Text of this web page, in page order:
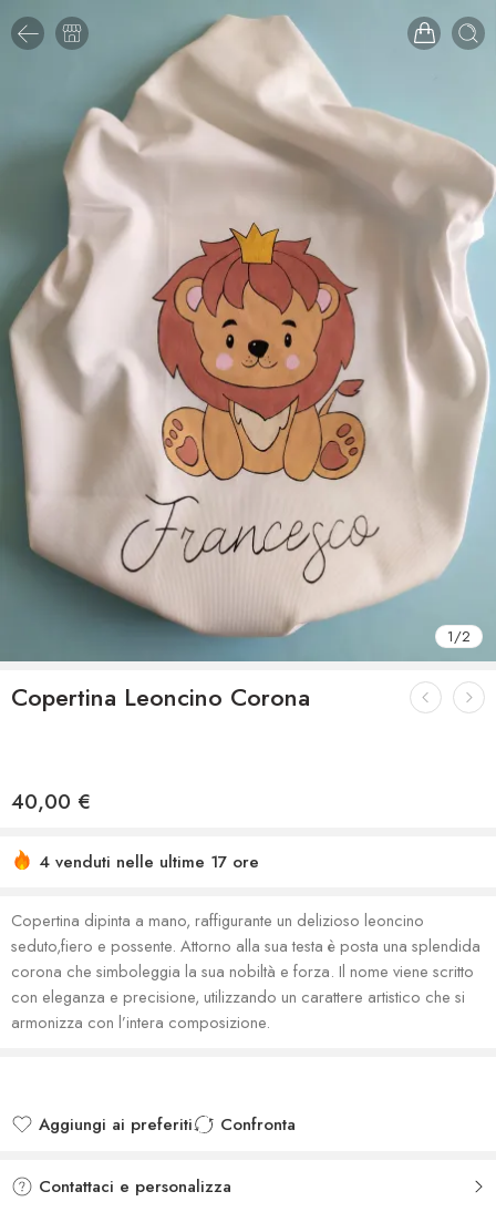
1/2
Copertina Leoncino Corona
40,00 €
4 venduti nelle ultime 17 ore
Copertina dipinta a mano, raffigurante un delizioso leoncino
seduto,fiero e possente. Attorno alla sua testa è posta una splendida
corona che simboleggia la sua nobiltà e forza. Il nome viene scritto
con eleganza e precisione, utilizzando un carattere artistico che si
armonizza con l’intera composizione.
Aggiungi ai preferiti
Confronta
Contattaci e personalizza